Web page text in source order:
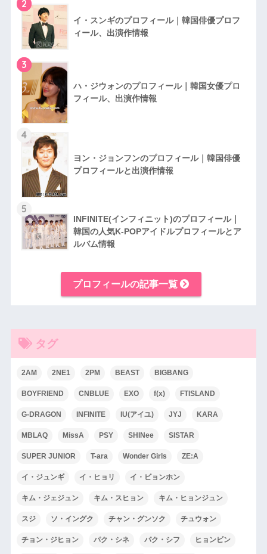
2
イ・スンギのプロフィール｜韓国俳優プロフ
ィール、出演作情報
3
ハ・ジウォンのプロフィール｜韓国女優プロ
フィール、出演作情報
4
ヨン・ジョンフンのプロフィール｜韓国俳優
プロフィールと出演作情報
5
INFINITE(インフィニット)のプロフィール｜
韓国の人気K-POPアイドルプロフィールとア
ルバム情報
プロフィールの記事一覧
タグ
2AM 2NE1 2PM BEAST BIGBANG
BOYFRIEND CNBLUE EXO f(x) FTISLAND
G-DRAGON INFINITE IU(アイユ) JYJ KARA
MBLAQ MissA PSY SHINee SISTAR
SUPER JUNIOR T-ara Wonder Girls ZE:A
イ・ジュンギ イ・ヒョリ イ・ビョンホン
キム・ジェジュン キム・スヒョン キム・ヒョンジュン
スジ ソ・イングク チャン・グンソク チュウォン
チョン・ジヒョン パク・シネ パク・シフ ヒョンビン